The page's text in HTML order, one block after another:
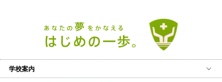
学校案内